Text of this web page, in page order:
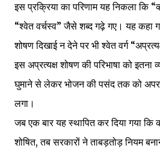
इस प्रक्रिया का परिणाम यह निकला कि
“श्वेत वर्चस्व” जैसे शब्द गढ़े गए। यह कहा
शोषण दिखाई न देने पर भी श्वेत वर्ग
इस अप्रत्यक्ष शोषण की परिभाषा को इतना
घुमाने से लेकर भोजन की पसंद तक को
लगा।
जब एक बार यह स्थापित कर दिया गया
शोषित, तब सरकारों ने ताबड़तोड़ नियम